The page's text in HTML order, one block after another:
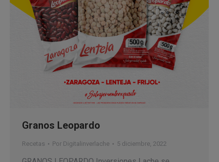
Granos Leopardo
Recetas Por Digitalinverlache 5 diciembre, 2022